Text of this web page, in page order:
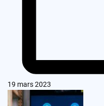
19 mars 2023